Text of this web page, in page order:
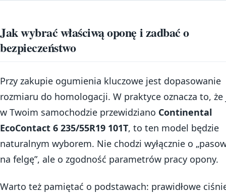
Jak wybrać właściwą oponę i zadbać o
bezpieczeństwo
Przy zakupie ogumienia kluczowe jest dopasowanie
rozmiaru do homologacji. W praktyce oznacza to, że
w Twoim samochodzie przewidziano Continental
EcoContact 6 235/55R19 101T, to ten model będzie
naturalnym wyborem. Nie chodzi wyłącznie o
na felgę”, ale o zgodność parametrów pracy opony.
Warto też pamiętać o podstawach: prawidłowe